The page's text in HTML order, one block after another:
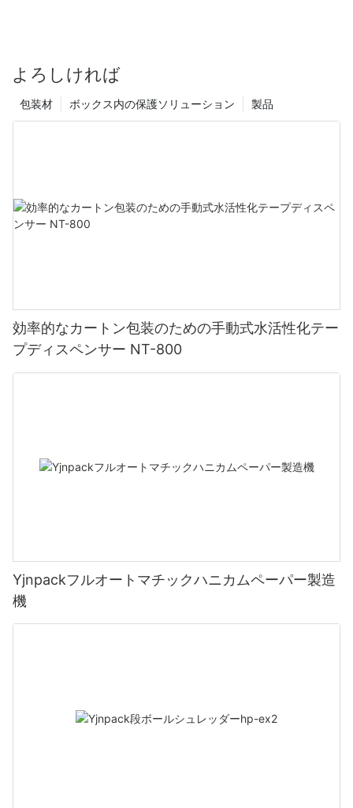
よろしければ
製品
ボックス内の保護ソリューション
包装材
効率的なカートン包装のための手動式水活性化テー
プディスペンサー NT-800
Yjnpackフルオートマチックハニカムペーパー製造
機